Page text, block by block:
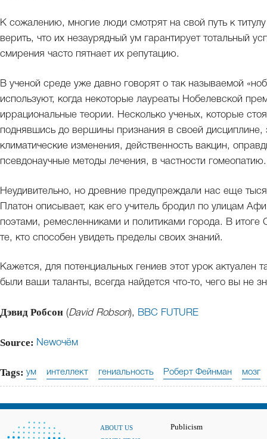
К сожалению, многие люди смотрят на свой путь к
верить, что их незаурядный ум гарантирует тотальный
смирения часто пятнает их репутацию.
В ученой среде уже давно говорят о так называемой
используют, когда некоторые лауреаты Нобелевской
иррациональные теории. Несколько ученых, которые
поднявшись до вершины признания в своей
климатические изменения, действенность вакцин,
псевдонаучные методы лечения, в частности
Неудивительно, но древние предупреждали нас еще
Платон описывает, как его учитель бродил по улицам
поэтами, ремесленниками и политиками города. В
те, кто способен увидеть пределы своих знаний.
Кажется, для потенциальных гениев этот урок актуален
были ваши таланты, всегда найдется что-то, чего вы не
Дэвид Робсон (David Robson), BBC FUTURE
Source: Newoчём
Tags: ум интеллект гениальность Роберт Фейнман мозг
ABOUT US
Publicism